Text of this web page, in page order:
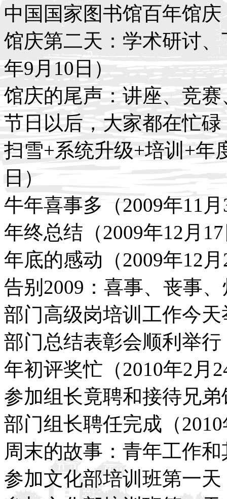
中国国家图书馆百年馆庆
馆庆第二天：学术研讨
年9月10日）
馆庆的尾声：讲座、竞
节日以后，大家都在忙碌
扫雪+系统升级+培训+年
日）
牛年喜事多（2009年11
年终总结（2009年12月
年底的感动（2009年12
告别2009：喜事、丧事
部门高级岗培训工作今
部门总结表彰会顺利举行
年初评奖忙（2010年2月
参加组长竟聘和接待兄
部门组长聘任完成（
周末的故事：青年工作
参加文化部培训班第一天